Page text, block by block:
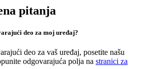
pitanja
deo za moj uređaj?
deo za vaš uređaj, posetite našu
odgovarajuća polja na stranici za